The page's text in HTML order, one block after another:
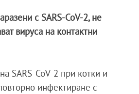
с SARS-CoV-2, не
вируса на контактни
SARS-CoV-2 при котки и
инфектиране с